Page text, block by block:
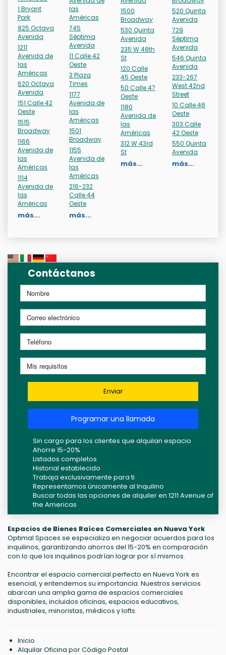
1 Bryant
Park
825 Octava
Avenida
1211
Avenida de
las
Américas
620 Octava
Avenida
151 Calle 42
Oeste
1515
Broadway
1166
Avenida de
las
Américas
1114
Avenida de
las
Américas
más...
las
Américas
745
Séptima
Avenida
11 Calle 42
Oeste
3 Plaza
Times
1177
Avenida de
las
Américas
1501
Broadway
1155
Avenida de
las
Américas
216-232
Calle 44
Oeste
más...
1500
Broadway
530 Quinta
Avenida
235 W 48th
St
120 Calle
45 Oeste
50 Calle 47
Oeste
1180
Avenida de
las
Américas
312 W 43rd
St
más...
520 Quinta
Avenida
729
Séptima
Avenida
546 Quinta
Avenida
233-267
West 42nd
Street
10 Calle 46
Oeste
303 Calle
42 Oeste
550 Quinta
Avenida
más...
Contáctanos
Enviar
Programar una llamada
Sin cargo para los clientes que alquilan espacio
Ahorre 15-20%
Listados completos
Historial establecido
Trabaja exclusivamente para ti
Representamos únicamente al Inquilino
Buscar todas las opciones de alquiler en 1211 Avenue of
the Americas
Espacios de Bienes Raíces Comerciales en Nueva York
Optimal Spaces se especializa en negociar acuerdos para los
inquilinos, garantizando ahorros del 15-20% en comparación
con lo que los inquilinos podrían lograr por sí mismos.
Encontrar el espacio comercial perfecto en Nueva York es
esencial, y entendemos su importancia. Nuestros servicios
abarcan una amplia gama de espacios comerciales
disponibles, incluidos oficinas, espacios educativos,
industriales, minoristas, médicos y lofts.
Inicio
Alquilar Oficina por Código Postal